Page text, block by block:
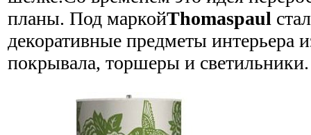
планы. Под маркойThomaspaul
декоративные предметы интерьера
покрывала, торшеры и светильники.